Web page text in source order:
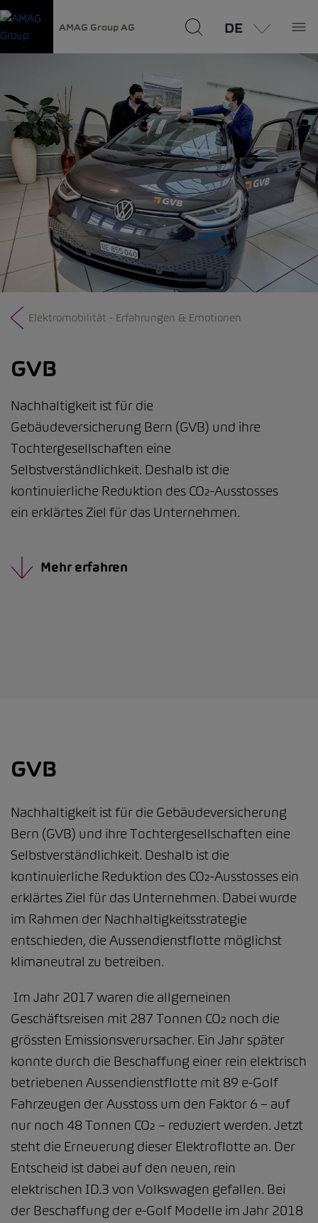
AMAG Group AG DE
Elektromobilität - Erfahrungen & Emotionen
GVB
Nachhaltigkeit ist für die
Gebäudeversicherung Bern (GVB) und ihre
Tochtergesellschaften eine
Selbstverständlichkeit. Deshalb ist die
kontinuierliche Reduktion des CO₂-Ausstosses
ein erklärtes Ziel für das Unternehmen.
Mehr erfahren
GVB
Nachhaltigkeit ist für die Gebäudeversicherung
Bern (GVB) und ihre Tochtergesellschaften eine
Selbstverständlichkeit. Deshalb ist die
kontinuierliche Reduktion des CO₂-Ausstosses ein
erklärtes Ziel für das Unternehmen. Dabei wurde
im Rahmen der Nachhaltigkeitsstrategie
entschieden, die Aussendienstflotte möglichst
klimaneutral zu betreiben.
Im Jahr 2017 waren die allgemeinen
Geschäftsreisen mit 287 Tonnen CO₂ noch die
grössten Emissionsverursacher. Ein Jahr später
konnte durch die Beschaffung einer rein elektrisch
betriebenen Aussendienstflotte mit 89 e-Golf
Fahrzeugen der Ausstoss um den Faktor 6 – auf
nur noch 48 Tonnen CO₂ – reduziert werden. Jetzt
steht die Erneuerung dieser Elektroflotte an. Der
Entscheid ist dabei auf den neuen, rein
elektrischen ID.3 von Volkswagen gefallen. Bei
der Beschaffung der e-Golf Modelle im Jahr 2018